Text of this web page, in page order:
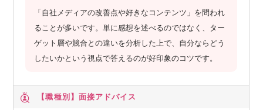
・書籍購入支援（年間3.6万円分）
→カフェテリアプランとは別に、自己投資のための書籍限定
ポイントを支給。
・手厚い両立支援
イント支給のほか、延長保育料・家事代行サービス・ベビー
「自社メディアの改善点や好きなコンテンツ」を問われ
ることが多いです。単に感想を述べるのではなく、ター
ゲット層や競合との違いを分析した上で、自分ならどう
したいかという視点で答えるのが好印象のコツです。
【職種別】 面接アドバイス